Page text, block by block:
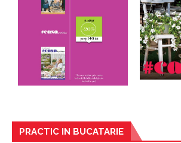
PRACTIC IN BUCATARIE